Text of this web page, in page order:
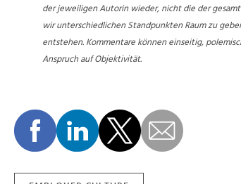
der jeweiligen Autorin wieder, nicht die der
wir unterschiedlichen Standpunkten Raum zu
entstehen. Kommentare können einseitig,
Anspruch auf Objektivität.